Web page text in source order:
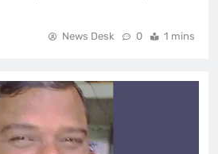
News Desk 0 1 mins